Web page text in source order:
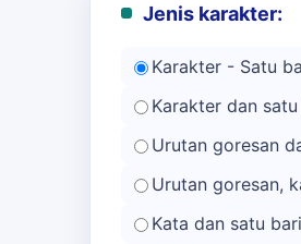
Jenis karakter:
Karakter - Satu
Karakter dan
Urutan goresan
Urutan goresan,
Kata dan satu